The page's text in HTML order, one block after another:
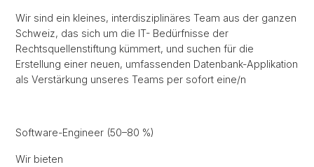
Wir sind ein kleines, interdisziplinäres Team aus der ganzen
Schweiz, das sich um die IT- Bedürfnisse der
Rechtsquellenstiftung kümmert, und suchen für die
Erstellung einer neuen, umfassenden Datenbank-Applikation
als Verstärkung unseres Teams per sofort eine/n
Software-Engineer (50–80 %)
Wir bieten